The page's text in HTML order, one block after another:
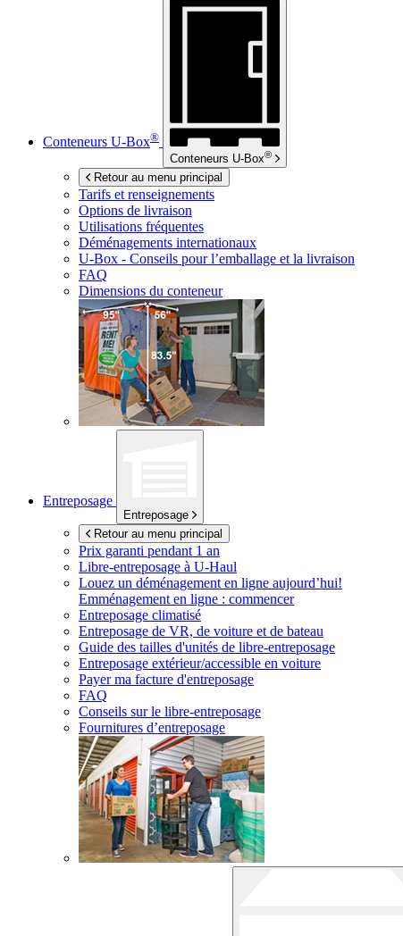
Conteneurs U-Box®
Conteneurs U-Box®
Retour au menu principal
Tarifs et renseignements
Options de livraison
Utilisations fréquentes
Déménagements internationaux
U-Box - Conseils pour l’emballage et la livraison
FAQ
Dimensions du conteneur
Entreposage
Entreposage
Retour au menu principal
Prix garanti pendant 1 an
Libre-entreposage à U-Haul
Louez un déménagement en ligne aujourd’hui!
Emménagement en ligne : commencer
Entreposage climatisé
Entreposage de VR, de voiture et de bateau
Guide des tailles d'unités de libre-entreposage
Entreposage extérieur/accessible en voiture
Payer ma facture d'entreposage
FAQ
Conseils sur le libre-entreposage
Fournitures d’entreposage